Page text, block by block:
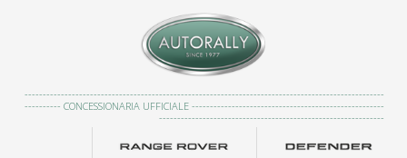
---------------------------------------------------------------------------------------------------
---------- CONCESSIONARIA UFFICIALE -----------------------------------------------------
--------------------------------------------------------------